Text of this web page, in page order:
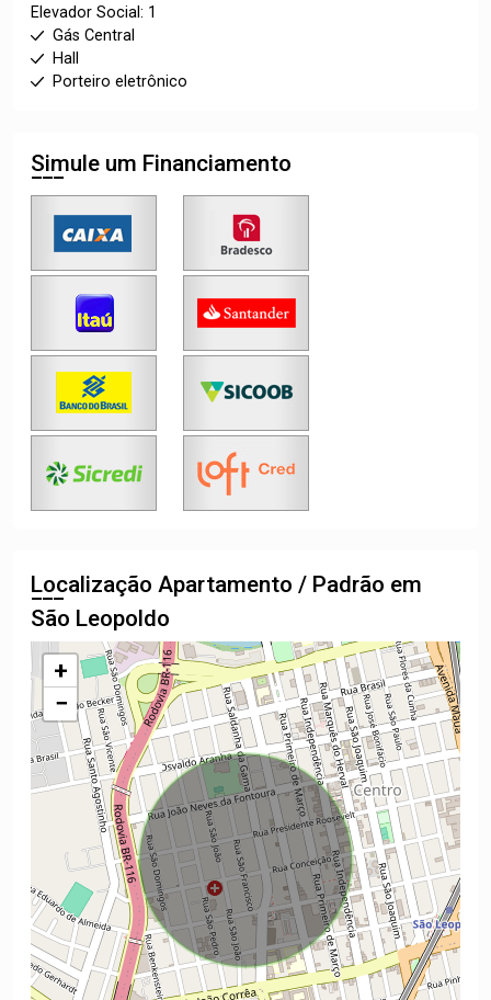
Elevador Social: 1
Gás Central
Hall
Porteiro eletrônico
Simule um Financiamento
Localização Apartamento / Padrão em
São Leopoldo
+
−